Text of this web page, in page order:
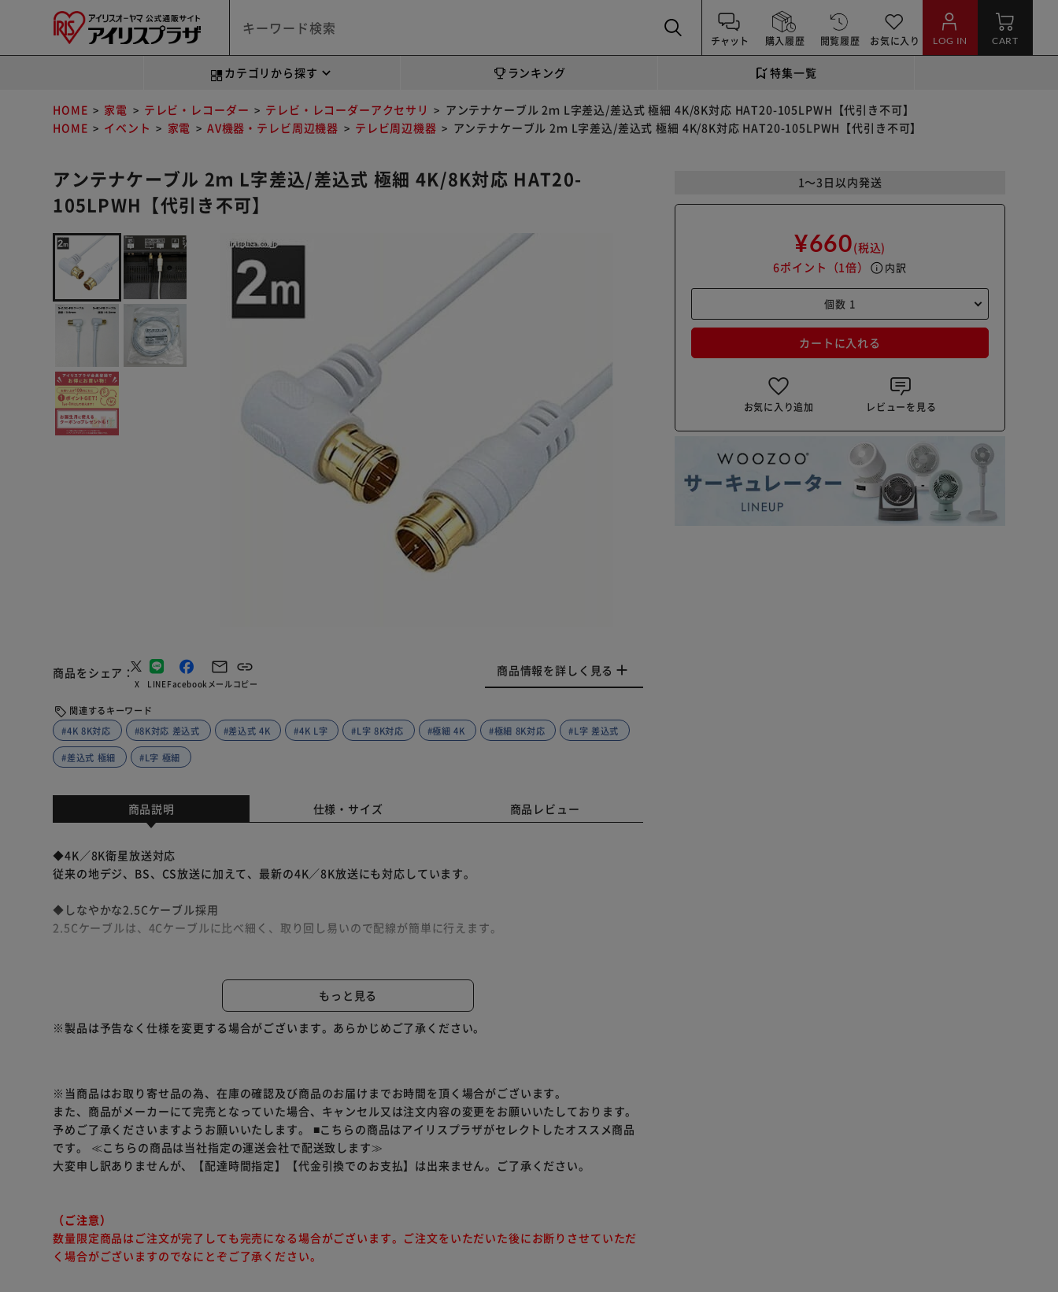
チャット 購入履歴 閲覧履歴 お気に入り LOG IN CART
カテゴリから探す ランキング 特集一覧
HOME 家電 テレビ・レコーダー テレビ・レコーダーアクセサリ
アンテナケーブル 2ｍ L字差込/差込式 極細 4K/8K対応 HAT20-105LPWH【代引き不可】
HOME
イベント 家電 AV機器・テレビ周辺機器 テレビ周辺機器 アンテナケーブル 2ｍ L字差込/差込式 極細 4K/8K対応 HAT20-105LPWH【代引き不可】
アンテナケーブル 2ｍ L字差込/差込式 極細 4K/8K対応 HAT20-
105LPWH【代引き不可】
商品をシェア
X LINEFacebook メールコピー
商品情報を詳しく見る
関連するキーワード
#4K 8K対応
#8K対応 差込式 #差込式 4K #4K L字 #L字 8K対応 #極細 4K #極細 8K対応 #L字 差込式
#差込式 極細 #L字 極細
1～3日以内発送
¥660(税込)
6ポイント （1倍） info 内訳
カートに入れる
お気に入り追加 レビューを見る
商品説明 仕様・サイズ 商品レビュー
◆4K／8K衛星放送対応
従来の地デジ、BS、CS放送に加えて、最新の4K／8K放送にも対応しています。
◆しなやかな2.5Cケーブル採用
2.5Cケーブルは、4Cケーブルに比べ細く、取り回し易いので配線が簡単に行えます。
L字差込式コネクタは、狭い隙間にあるアンテナコンセントへの接続に最適です。機器にはもう一方の差込式コ
◆信号が劣化しにくい両端子金メッキ仕様
もっと見る
※製品は予告なく仕様を変更する場合がございます。あらかじめご了承ください。
※当商品はお取り寄せ品の為、在庫の確認及び商品のお届けまでお時間を頂く場合がございます。
また、商品がメーカーにて完売となっていた場合、キャンセル又は注文内容の変更をお願いいたしております。
予めご了承くださいますようお願いいたします。 ■こちらの商品はアイリスプラザがセレクトしたオススメ商品
です。 ≪こちらの商品は当社指定の運送会社で配送致します≫
大変申し訳ありませんが、【配達時間指定】【代金引換でのお支払】は出来ません。ご了承ください。
（ご注意）
数量限定商品はご注文が完了しても完売になる場合がございます。ご注文をいただいた後にお断りさせていただ
く場合がございますのでなにとぞご了承ください。